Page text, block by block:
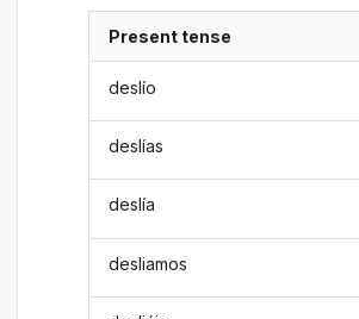
Present tense
deslío
deslías
deslía
desliamos